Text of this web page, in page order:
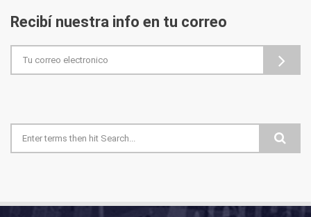
Recibí nuestra info en tu correo
Formulario de búsqueda